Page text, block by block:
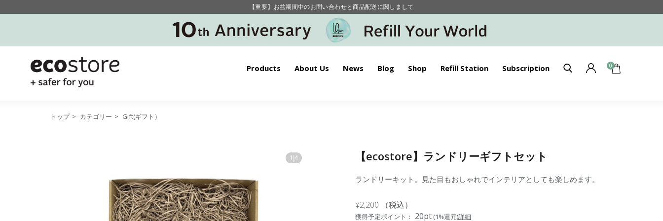
毎月お得にポイントが貯まる！ “月のポイントアップデー”
【重要】お盆期間中のお問い合わせと商品配送に関しまして
毎月お得にポイントが貯まる！ “月のポイントアップデー”
Products About Us News Blog Shop Refill Station Subscription 0
トップ > カテゴリー > Gift(ギフト）
1 |4 【ecostore】ランドリーギフトセット
ランドリーキット。見た目もおしゃれでインテリアとしても楽しめます。
¥2,200 （税込）
獲得予定ポイント： 20pt (1%還元)詳細